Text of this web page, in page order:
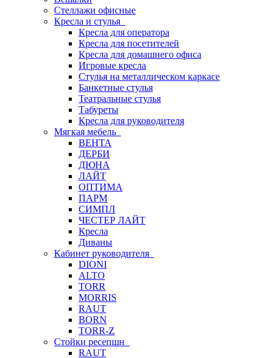
Стеллажи офисные
Кресла и стулья
Кресла для оператора
Кресла для посетителей
Кресла для домашнего офиса
Игровые кресла
Стулья на металлическом каркасе
Банкетные стулья
Театральные стулья
Табуреты
Кресла для руководителя
Мягкая мебель
ВЕНТА
ДЕРБИ
ДЮНА
ЛАЙТ
ОПТИМА
ПАРМ
СИМПЛ
ЧЕСТЕР ЛАЙТ
Кресла
Диваны
Кабинет руководителя
DIONI
ALTO
TORR
MORRIS
RAUT
BORN
TORR-Z
Стойки ресепшн
RAUT